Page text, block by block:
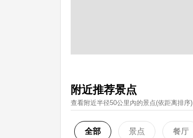
附近推荐景点
查看附近半径50公里內的景点(依距离排序)
全部 景点 餐厅